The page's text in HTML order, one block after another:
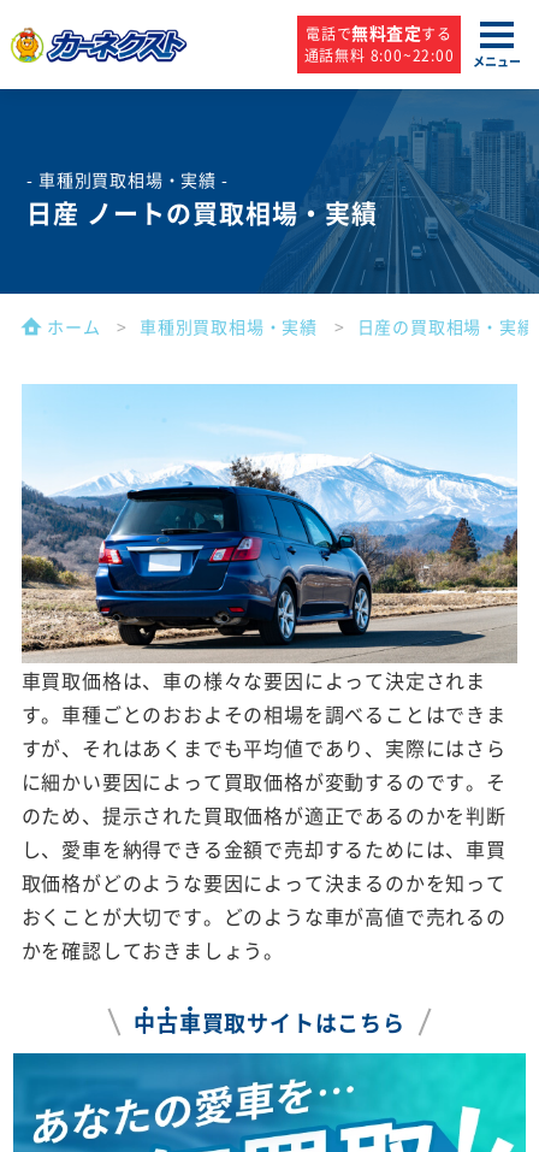
電話で無料査定する
通話無料 8:00~22:00
メニュー
- 車種別買取相場・実績 -
日産 ノートの買取相場・実績
ホーム 車種別買取相場・実績 日産の買取相場・実績
車買取価格は、車の様々な要因によって決定されま
す。車種ごとのおおよその相場を調べることはできま
すが、それはあくまでも平均値であり、実際にはさら
に細かい要因によって買取価格が変動するのです。そ
のため、提示された買取価格が適正であるのかを判断
し、愛車を納得できる金額で売却するためには、車買
取価格がどのような要因によって決まるのかを知って
おくことが大切です。どのような車が高値で売れるの
かを確認しておきましょう。
中古車買取サイトはこちら